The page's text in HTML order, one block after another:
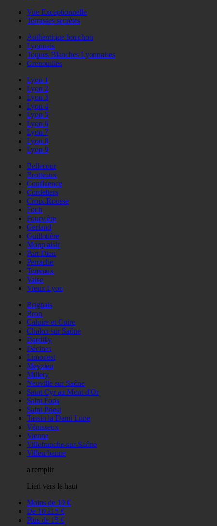
Vue Exceptionnelle
Terrasses secrètes
Authentique bouchon
Lyonnais
Toques Blanches Lyonnaises
Grenouilles
Lyon 1
Lyon 2
Lyon 3
Lyon 4
Lyon 5
Lyon 6
Lyon 7
Lyon 8
Lyon 9
Bellecour
Brotteaux
Confluence
Cordeliers
Croix-Rousse
Foch
Fourvière
Gerland
Guillotière
Monplaisir
Part Dieu
Perrache
Terreaux
Vaise
Vieux Lyon
Brignais
Bron
Caluire et Cuire
Chalon sur Saône
Dardilly
Décines
Limonest
Meyzieu
Millery
Neuville sur Saône
Saint Cyr au Mont d'Or
Saint Fons
Saint Priest
Tassin la Demi Lune
Vénisseux
Vienne
Villefranche-sur-Saône
Villeurbanne
a remplir
Lien vers le haut
Moins de 10 €
De 10 à15 €
Plus de 15 €